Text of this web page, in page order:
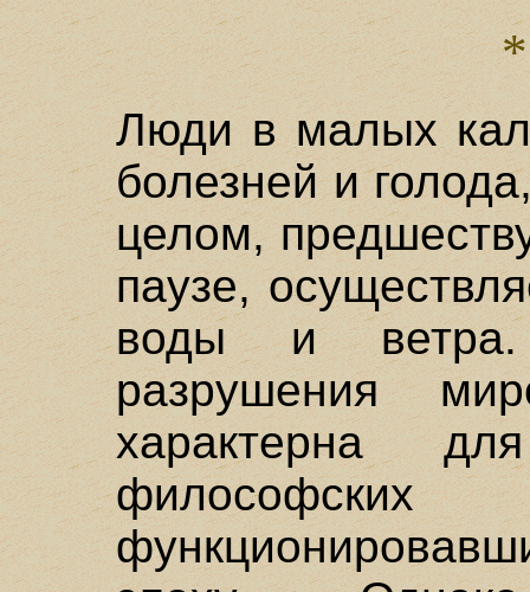
Люди в малых
болезней и
целом,
паузе,
воды и ветра.
разрушения
характерна